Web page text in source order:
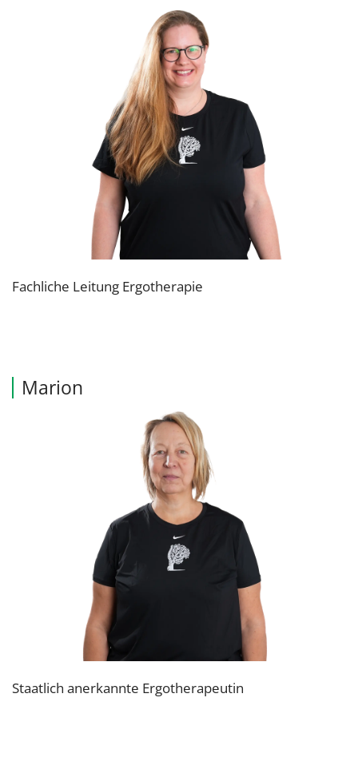
Fachliche Leitung Ergotherapie
Marion
Staatlich anerkannte Ergotherapeutin